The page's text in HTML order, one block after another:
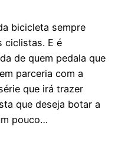
bicicleta sempre
ciclistas. E é
de quem pedala que
parceria com a
que irá trazer
que deseja botar a
pouco…